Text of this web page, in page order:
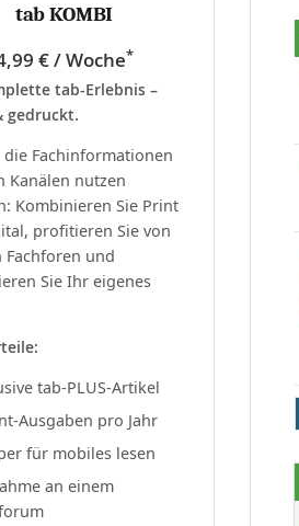
tab KOMBI
€ / Woche*
tab-Erlebnis –
gedruckt.
die Fachinformationen
Kanälen nutzen
Kombinieren Sie Print
profitieren Sie von
Fachforen und
Sie Ihr eigenes
tab-PLUS-Artikel
Ausgaben pro Jahr
für mobiles lesen
an einem